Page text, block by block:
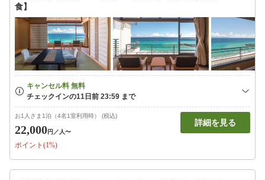
食】
お1人さま1泊（4名1室利用時） (税込)
22,000円 ／人〜
ポイント(1%)
詳細を見る